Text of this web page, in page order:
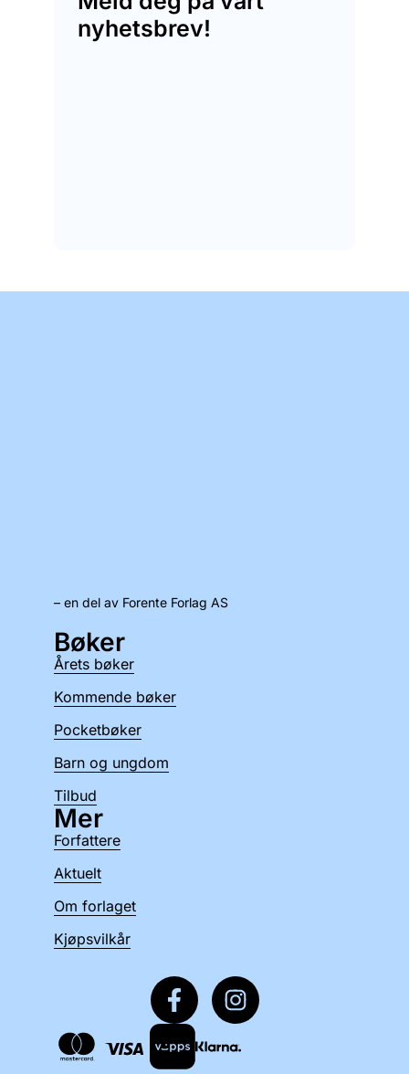
nyhetsbrev!
– en del av Forente Forlag AS
Bøker
Årets bøker
Kommende bøker
Pocketbøker
Barn og ungdom
Tilbud
Mer
Forfattere
Aktuelt
Om forlaget
Kjøpsvilkår